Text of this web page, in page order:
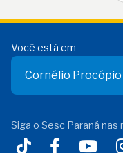
Você está em
Cornélio Procópio
Siga o Sesc Paraná nas